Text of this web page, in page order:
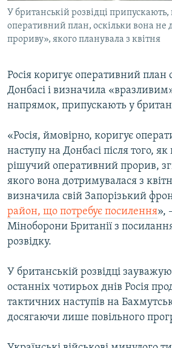
КРИМ РЕАЛІЇ
РУС
УКР
КТАТ
Усі сайти RFE/RL
У британській розвідці
оперативний план, оскільки вона не
прориву», якого планувала з квітня
Росія коригує оперативний план
Донбасі і визначила
напрямок, припускають у
«Росія, ймовірно, коригує
наступу на Донбасі після того,
рішучий оперативний прорив,
якого вона дотримувалася з
визначила свій Запорізький
район, що потребує посилення»,
Міноборони Британії з
розвідку.
У британській розвідці
останніх чотирьох днів Росія
тактичних наступів на
досягаючи лише повільного